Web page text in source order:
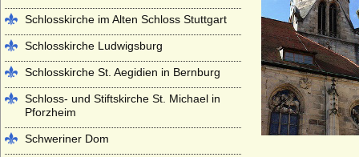
Schlosskirche im Alten Schloss Stuttgart
Schlosskirche Ludwigsburg
Schlosskirche St. Aegidien in Bernburg
Schloss- und Stiftskirche St. Michael in
Pforzheim
Schweriner Dom